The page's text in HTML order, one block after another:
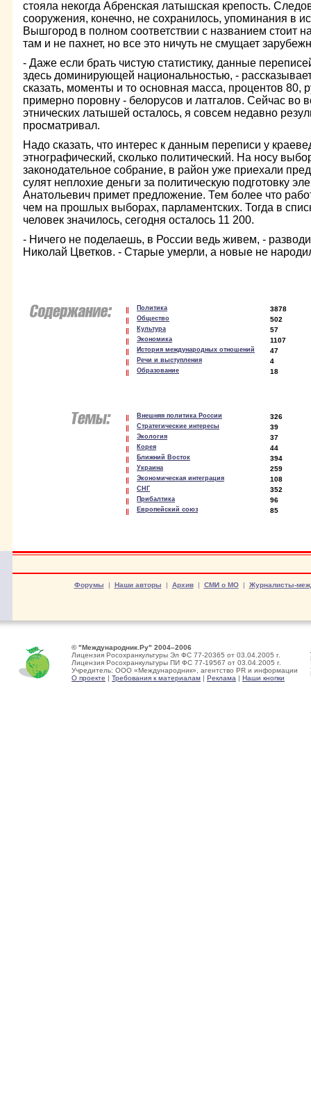
стояла некогда Абренская латышская крепость.
сооружения, конечно, не сохранилось, упоминания в
Вышгород в полном соответствии с названием стоит
там и не пахнет, но все это ничуть не смущает
- Даже если брать чистую статистику, данные
здесь доминирующей национальностью, -
сказать, моменты и то основная масса, процентов 80,
примерно поровну - белорусов и латгалов. Сейчас во
этнических латышей осталось, я совсем недавно
просматривал.
Надо сказать, что интерес к данным переписи у
этнографический, сколько политический. На носу
законодательное собрание, в район уже приехали
сулят неплохие деньги за политическую подготовку
Анатольевич примет предложение. Тем более что
чем на прошлых выборах, парламентских. Тогда в
человек значилось, сегодня осталось 11 200.
- Ничего не поделаешь, в России ведь живем, -
Николай Цветков. - Старые умерли, а новые не
Политика 3878
Общество 502
Культура 57
Экономика 1107
История международных отношений 47
Речи и выступления 4
Образование 18
Внешняя политика России 326
Стратегические интересы 39
Экология 37
Корея 44
Ближний Восток 394
Украина 259
Экономическая интеграция 108
СНГ 352
Прибалтика 96
Европейский союз 85
Форумы | Наши авторы | Архив| СМИ о МО| Журналисты-
© "Международник.Ру" 2004–2006
Лицензия Росохранкультуры Эл ФС 77-20365 от 03.04.2005 г.
Лицензия Росохранкультуры ПИ ФС 77-19567 от 03.04.2005 г.
Учредитель: ООО «Международник», агентство PR и информации
О проекте | Требования к материалам | Реклама | Наши кнопки